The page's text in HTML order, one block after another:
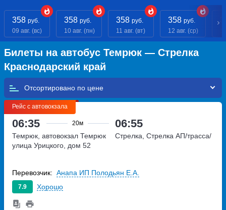
358 руб.
09 авг. (вс)
358 руб.
10 авг. (пн)
358 руб.
11 авг. (вт)
358 руб.
12 авг. (ср)
Билеты на автобус Темрюк — Стрелка
Краснодарский край
Отсортировано по
Рейс с автовокзала
06:35 20м 06:55
Темрюк, автовокзал Темрюк
улица Урицкого, дом 52
Стрелка, Стрелка АП/трасса/
7.9 Хорошо
Перевозчик: Анапа ИП Полодьян Е.А.